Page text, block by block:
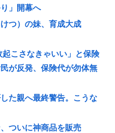
」開幕へ
つ）の妹、育成大成
起こさなきゃいい」と保険
が反発、保険代が勿体無
た親へ最終警告。こうな
ついに神商品を販売